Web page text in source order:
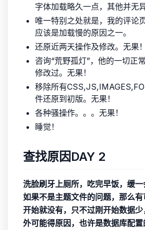
字体加载略久一点，其他并无
唯一特别之处就是，我的评论
应该是加载慢的原因之一。
还原近两天操作及修改。无果！
咨询“荒野孤灯”，他的一切正
修改过。无果！
移除所有
件还原到初版。无果！
各种骚操作。。。无果！
睡觉！
查找原因DAY 2
洗脸刷牙上厕所，吃完早饭，缓一
如果不是主题文件的问题，那么
开始就没有，只不过刚开始数据
外可能得原因，也许是数据库配置